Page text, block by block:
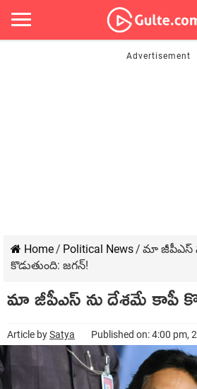
Home/ Political News/ మా జీపీఎస్‌
కొడుతుంది: జగన్!
మా జీపీఎస్‌ ను దేశమే కాపీ
Article bySatya Published on: 4:00 pm,